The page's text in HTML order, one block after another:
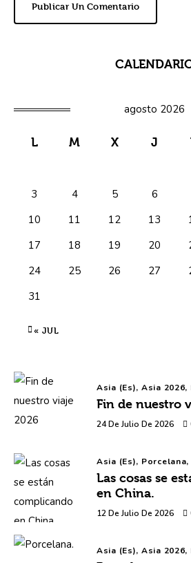
Publicar Un Comentario
agosto 2026
L M X J
3
4 5 6
10
11 12 13
17
18 19 20
24
25 26 27
31
« JUL
Asia (es), Asia 2026,
Fin de nuestro
24 De Julio De 2026
Asia (es), Porcelana,
Las cosas se
en China.
12 De Julio De 2026
Asia (es), Asia 2026,